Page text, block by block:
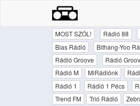
MOST SZÓL! Rádió 88
Bias Rádió
Bithang-Yoo
Rádió Groove
Rádió
Rádió M
MiRádiónk
Rádió 1
Rádió 1 Pécs
Trend FM
Trió Rádió